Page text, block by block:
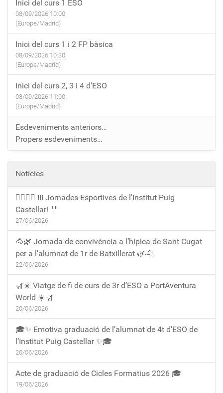
Inici del curs 1 ESO
08/09/2026 10:00
(Europe/Madrid)
Inici del curs 1 i 2 FP bàsica
08/09/2026 10:30
(Europe/Madrid)
Inici del curs 2, 3 i 4 d'ESO
08/09/2026 11:00
(Europe/Madrid)
Esdeveniments anteriors…
Propers esdeveniments…
Notícies
🏃‍♀️🏃‍♂️ III Jornades Esportives de l'Institut Puig
Castellar! 🏅
27/06/2026
🐴🌿 Jornada de convivència a l’hípica de Sant Cugat
per a l’alumnat de 1r de Batxillerat 🌿🐴
22/06/2026
🎢☀️ Viatge de fi de curs de 3r d’ESO a PortAventura
World ☀️🎢
20/06/2026
🎓✨ Emotiva graduació de l’alumnat de 4t d’ESO de
l’Institut Puig Castellar ✨🎓
20/06/2026
Acte de graduació de Cicles Formatius 2026 🎓
19/06/2026